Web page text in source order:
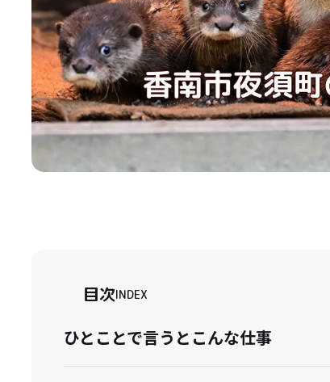
目次INDEX
ひとことで言うとこんな仕事